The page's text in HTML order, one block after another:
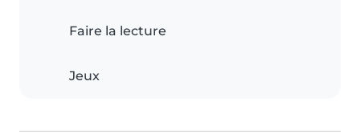
Faire la lecture
Jeux